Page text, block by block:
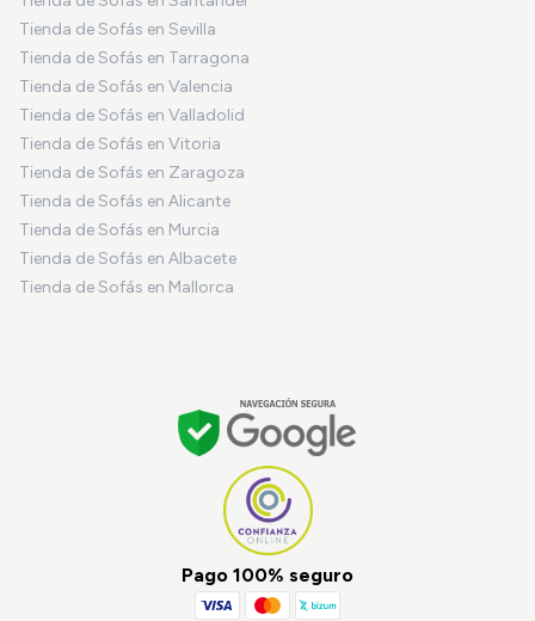
Tienda de Sofás en Sevilla
Tienda de Sofás en Tarragona
Tienda de Sofás en Valencia
Tienda de Sofás en Valladolid
Tienda de Sofás en Vitoria
Tienda de Sofás en Zaragoza
Tienda de Sofás en Alicante
Tienda de Sofás en Murcia
Tienda de Sofás en Albacete
Tienda de Sofás en Mallorca
Pago 100% seguro